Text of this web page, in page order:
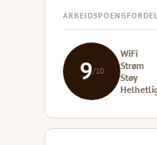
9/10
WiFi
Strøm
Støy